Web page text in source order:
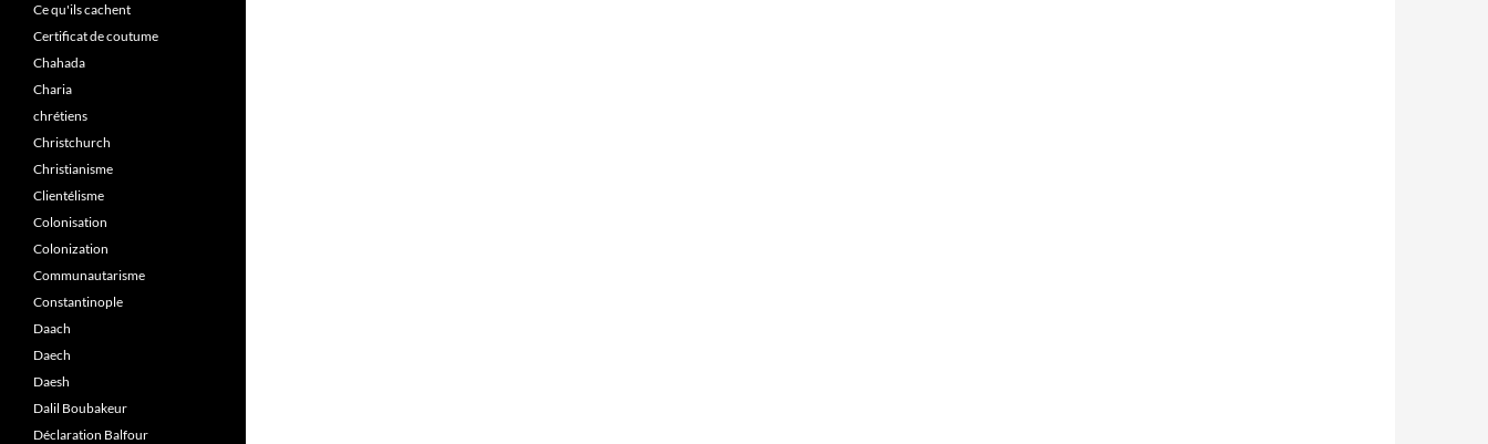
Ce qu'ils cachent
Certificat de coutume
Chahada
Charia
chrétiens
Christchurch
Christianisme
Clientélisme
Colonisation
Colonization
Communautarisme
Constantinople
Daach
Daech
Daesh
Dalil Boubakeur
Déclaration Balfour